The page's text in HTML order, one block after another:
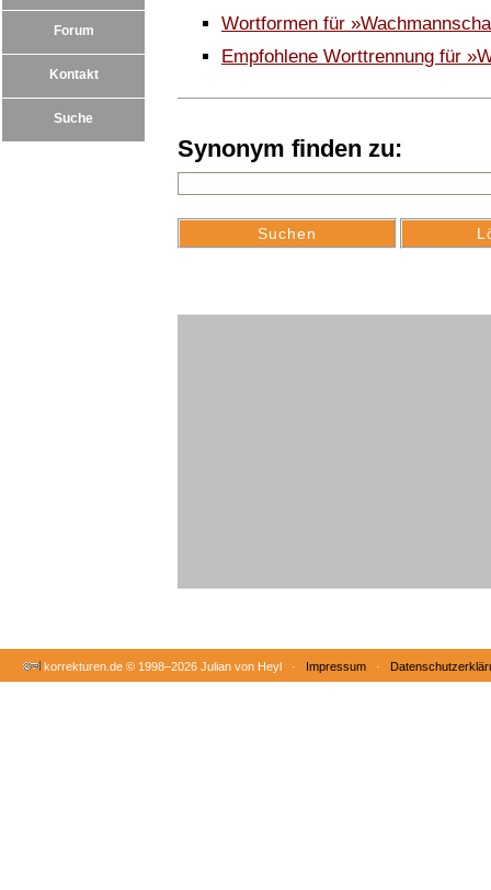
Forum
Kontakt
Suche
Wortformen für
Empfohlene Worttrennung für
Synonym finden zu:
korrekturen.de © 1998–2026 Julian von Heyl · Impressum ·